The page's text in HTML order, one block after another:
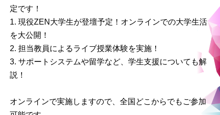
定です！
現役ZEN大学生が登壇予定！オンラインでの大学生活
を大公開！
担当教員によるライブ授業体験を実施！
サポートシステムや留学など、学生支援についても解
説！
オンラインで実施しますので、全国どこからでもご参加